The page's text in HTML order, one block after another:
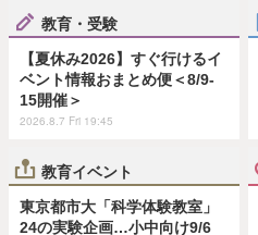
教育・受験
【夏休み2026】すぐ行けるイ
ベント情報おまとめ便＜8/9-
15開催＞
2026.8.7 Fri 19:45
教育イベント
東京都市大「科学体験教室」
24の実験企画…小中向け9/6